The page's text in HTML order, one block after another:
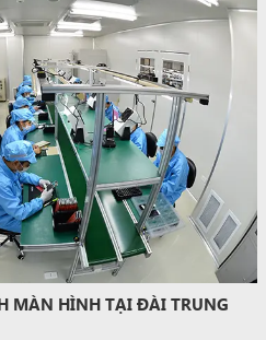
MÀN HÌNH TẠI ĐÀI TRUNG